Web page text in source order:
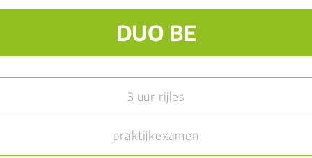
DUO BE
3 uur rijles
praktijkexamen